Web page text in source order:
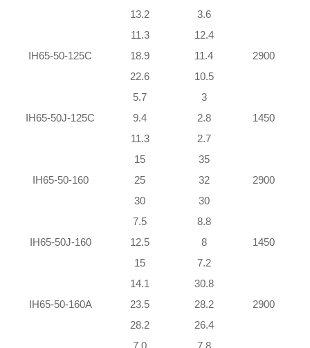
13.2
3.6
IH65-50-125C
11.3
18.9
22.6
12.4
11.4
10.5
2900
IH65-50J-125C
5.7
9.4
11.3
3
2.8
2.7
1450
IH65-50-160
15
25
30
35
32
30
2900
IH65-50J-160
7.5
12.5
15
8.8
8
7.2
1450
IH65-50-160A
14.1
23.5
28.2
30.8
28.2
26.4
2900
7.0
7.8